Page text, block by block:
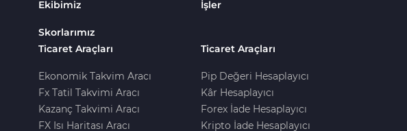
Ekibimiz İşler
Skorlarımız
Ticaret Araçları
Ekonomik Takvim Aracı
Fx Tatil Takvimi Aracı
Kazanç Takvimi Aracı
FX Isı Haritası Aracı
Ticaret Araçları
Pip Değeri Hesaplayıcı
Kâr Hesaplayıcı
Forex İade Hesaplayıcı
Kripto İade Hesaplayıcı